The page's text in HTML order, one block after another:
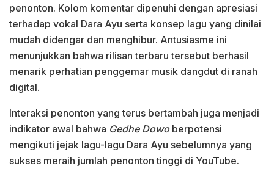
penonton. Kolom komentar dipenuhi dengan apresiasi
terhadap vokal Dara Ayu serta konsep lagu yang dinilai
mudah didengar dan menghibur. Antusiasme ini
menunjukkan bahwa rilisan terbaru tersebut berhasil
menarik perhatian penggemar musik dangdut di ranah
digital.
Interaksi penonton yang terus bertambah juga menjadi
indikator awal bahwa Gedhe Dowoberpotensi
mengikuti jejak lagu-lagu Dara Ayu sebelumnya yang
sukses meraih jumlah penonton tinggi di YouTube.